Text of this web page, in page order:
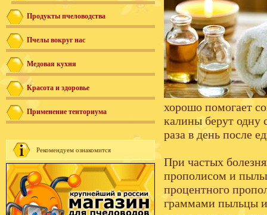
Продукты пчеловодства
Пчелы вокруг нас
Медовая кухня
Красота и здоровье
Применение тенториума
Рекомендуем ознакомится
хорошо помогает
калины берут одну
раза в день после
При частых
прополисом и
процентного
граммами пыльцы